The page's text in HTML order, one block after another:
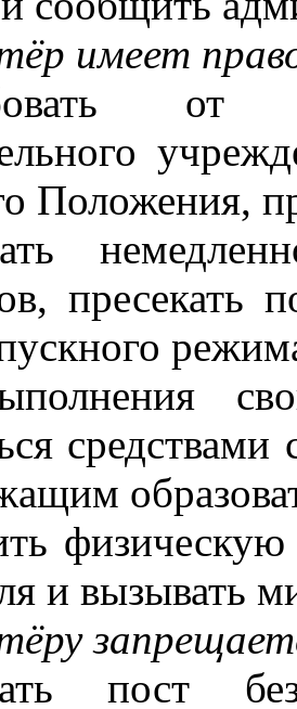
имеет
от
Положения,
пресекать
физическую
и вызывать
пост без